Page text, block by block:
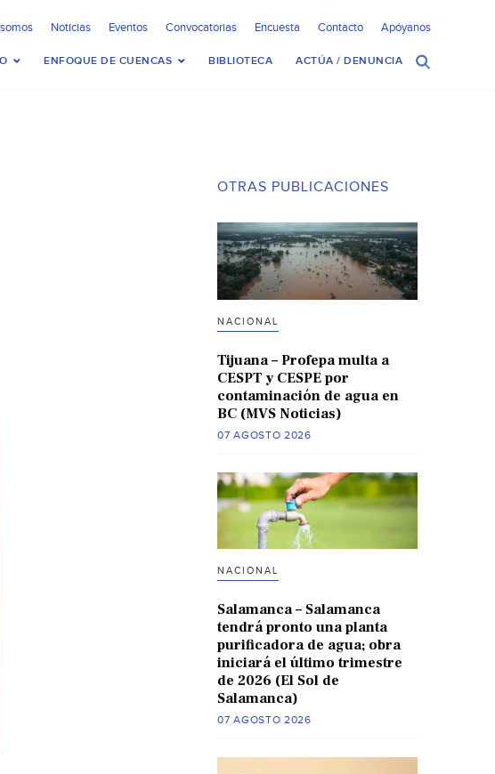
Noticias Eventos Convocatorias Encuesta Contacto Apóyanos
ENFOQUE DE CUENCAS BIBLIOTECA ACTÚA / DENUNCIA
OTRAS PUBLICACIONES
NACIONAL
Tijuana – Profepa multa a
CESPT y CESPE por
contaminación de agua en
BC (MVS Noticias)
07 AGOSTO 2026
NACIONAL
Salamanca – Salamanca
tendrá pronto una planta
purificadora de agua; obra
iniciará el último trimestre
de 2026 (El Sol de
Salamanca)
07 AGOSTO 2026